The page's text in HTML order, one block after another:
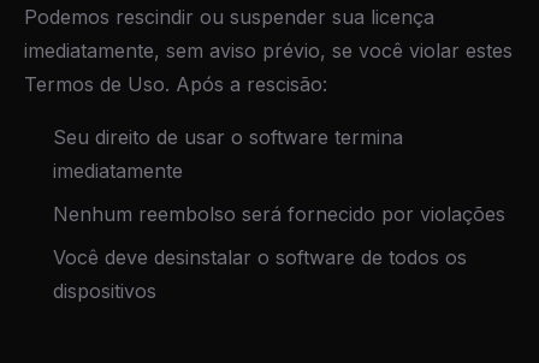
Podemos rescindir ou suspender sua licença
imediatamente, sem aviso prévio, se você violar estes
Termos de Uso. Após a rescisão:
Seu direito de usar o software termina
imediatamente
Nenhum reembolso será fornecido por violações
Você deve desinstalar o software de todos os
dispositivos